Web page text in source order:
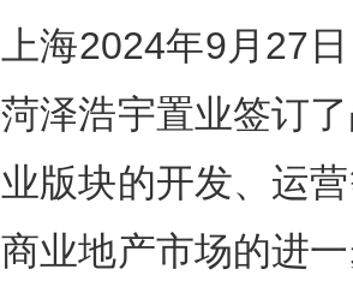
上海2024年9月27
菏泽浩宇置业签订
业版块的开发、运
商业地产市场的进